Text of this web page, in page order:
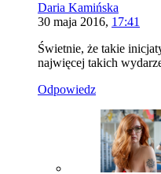
Daria Kamińska
30 maja 2016, 17:41
Świetnie, że takie
najwięcej takich
Odpowiedz